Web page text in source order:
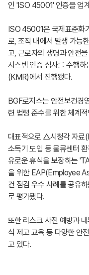
인 'ISO 45001' 인증을 업
ISO 45001은 국제표준화
로, 조직 내에서 발생 가능
고, 근로자의 생명과 안전
시스템 인증 심사를 수행
(KMR)에서 진행됐다.
BGF로지스는 안전보건경
련 법령 준수를 위한 체계
대표적으로 △시청각 자료
소독기 도입 등 물류센터
유로운 휴식을 보장하는
을 위한 EAP(Employee
건 점검 우수 사례를 공유
로 평가됐다.
또한 리스크 사전 예방과
식 제고 교육 등 다양한 안
고 있다.